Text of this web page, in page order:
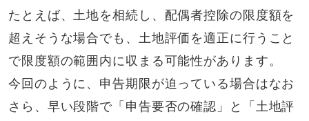
たとえば、土地を相続し、配偶者控除の限度額を
超えそうな場合でも、土地評価を適正に行うこと
で限度額の範囲内に収まる可能性があります。
今回のように、申告期限が迫っている場合はなお
さら、早い段階で「申告要否の確認」と「土地評